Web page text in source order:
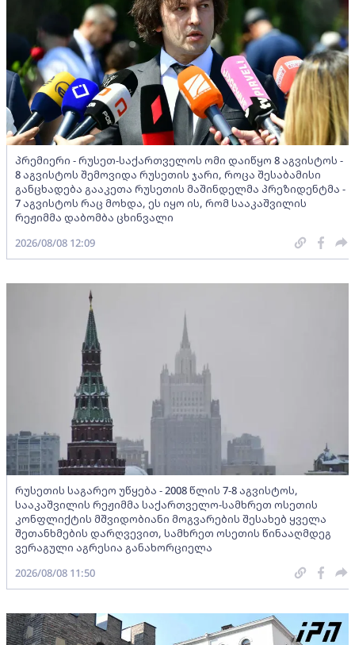
პრემიერი - რუსეთ-საქართველოს ომი დაიწყო 8 აგვისტოს -
8 აგვისტოს შემოვიდა რუსეთის ჯარი, როცა შესაბამისი
განცხადება გააკეთა რუსეთის მაშინდელმა პრეზიდენტმა -
7 აგვისტოს რაც მოხდა, ეს იყო ის, რომ სააკაშვილის
რეჟიმმა დაბომბა ცხინვალი
2026/08/08 12:09
რუსეთის საგარეო უწყება - 2008 წლის 7-8 აგვისტოს,
სააკაშვილის რეჟიმმა საქართველო-სამხრეთ ოსეთის
კონფლიქტის მშვიდობიანი მოგვარების შესახებ ყველა
შეთანხმების დარღვევით, სამხრეთ ოსეთის წინააღმდეგ
ვერაგული აგრესია განახორციელა
2026/08/08 11:50